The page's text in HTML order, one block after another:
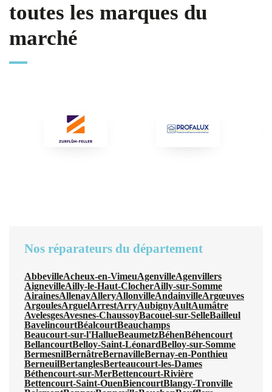
toutes les marques du
marché
Nos réparateurs du département
AbbevilleAcheux-en-VimeuAgenvilleAgenvillers
AignevilleAilly-le-Haut-ClocherAilly-sur-Somme
AirainesAllenayAlleryAllonvilleAndainvilleArgœuves
ArgoulesArguelArrestArryAubignyAultAumâtre
AvelesgesAvesnes-ChaussoyBacouel-sur-SelleBailleul
BavelincourtBéalcourtBeauchamps
Beaucourt-sur-l'HallueBeaumetzBéhenBéhencourt
BellancourtBelloy-Saint-LéonardBelloy-sur-Somme
BermesnilBernâtreBernavilleBernay-en-Ponthieu
BerneuilBertanglesBerteaucourt-les-Dames
Béthencourt-sur-MerBettencourt-Rivière
Bettencourt-Saint-OuenBiencourtBlangy-Tronville